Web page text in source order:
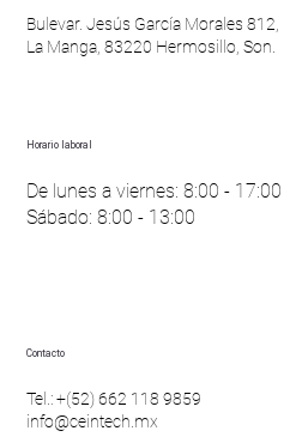
Bulevar. Jesús García Morales 812,
La Manga, 83220 Hermosillo, Son.
De lunes a viernes: 8:00 - 17:00
Sábado: 8:00 - 13:00
Horario laboral
Tel.: +(52) 662 118 9859
info@ceintech.mx
Contacto